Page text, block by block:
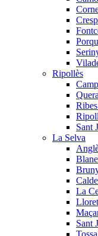
Ripollès
Ripoll
Sant
La Selva
La
Sant